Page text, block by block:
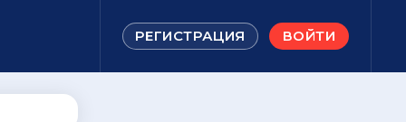
РЕГИСТРАЦИЯ ВОЙТИ